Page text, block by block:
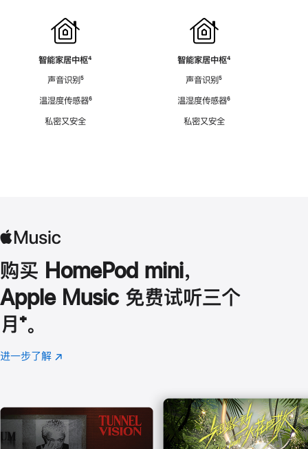
智能家居中枢脚
⁴
声音识别脚
⁵
温湿度传感器脚
⁶
私密又安全
智能家居中枢脚
⁴
声音识别脚
⁵
温湿度传感器脚
⁶
私密又安全
购买 HomePod mini，
Apple Music 免费试听三个
月 脚
注
⁺。
进一步了解 Apple
(在
口
中
打